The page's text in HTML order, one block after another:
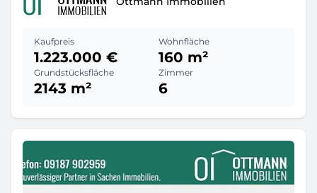
Kaufpreis
1.223.000 €
Wohnfläche
160 m²
Grundstücksfläche
2143 m²
Zimmer
6